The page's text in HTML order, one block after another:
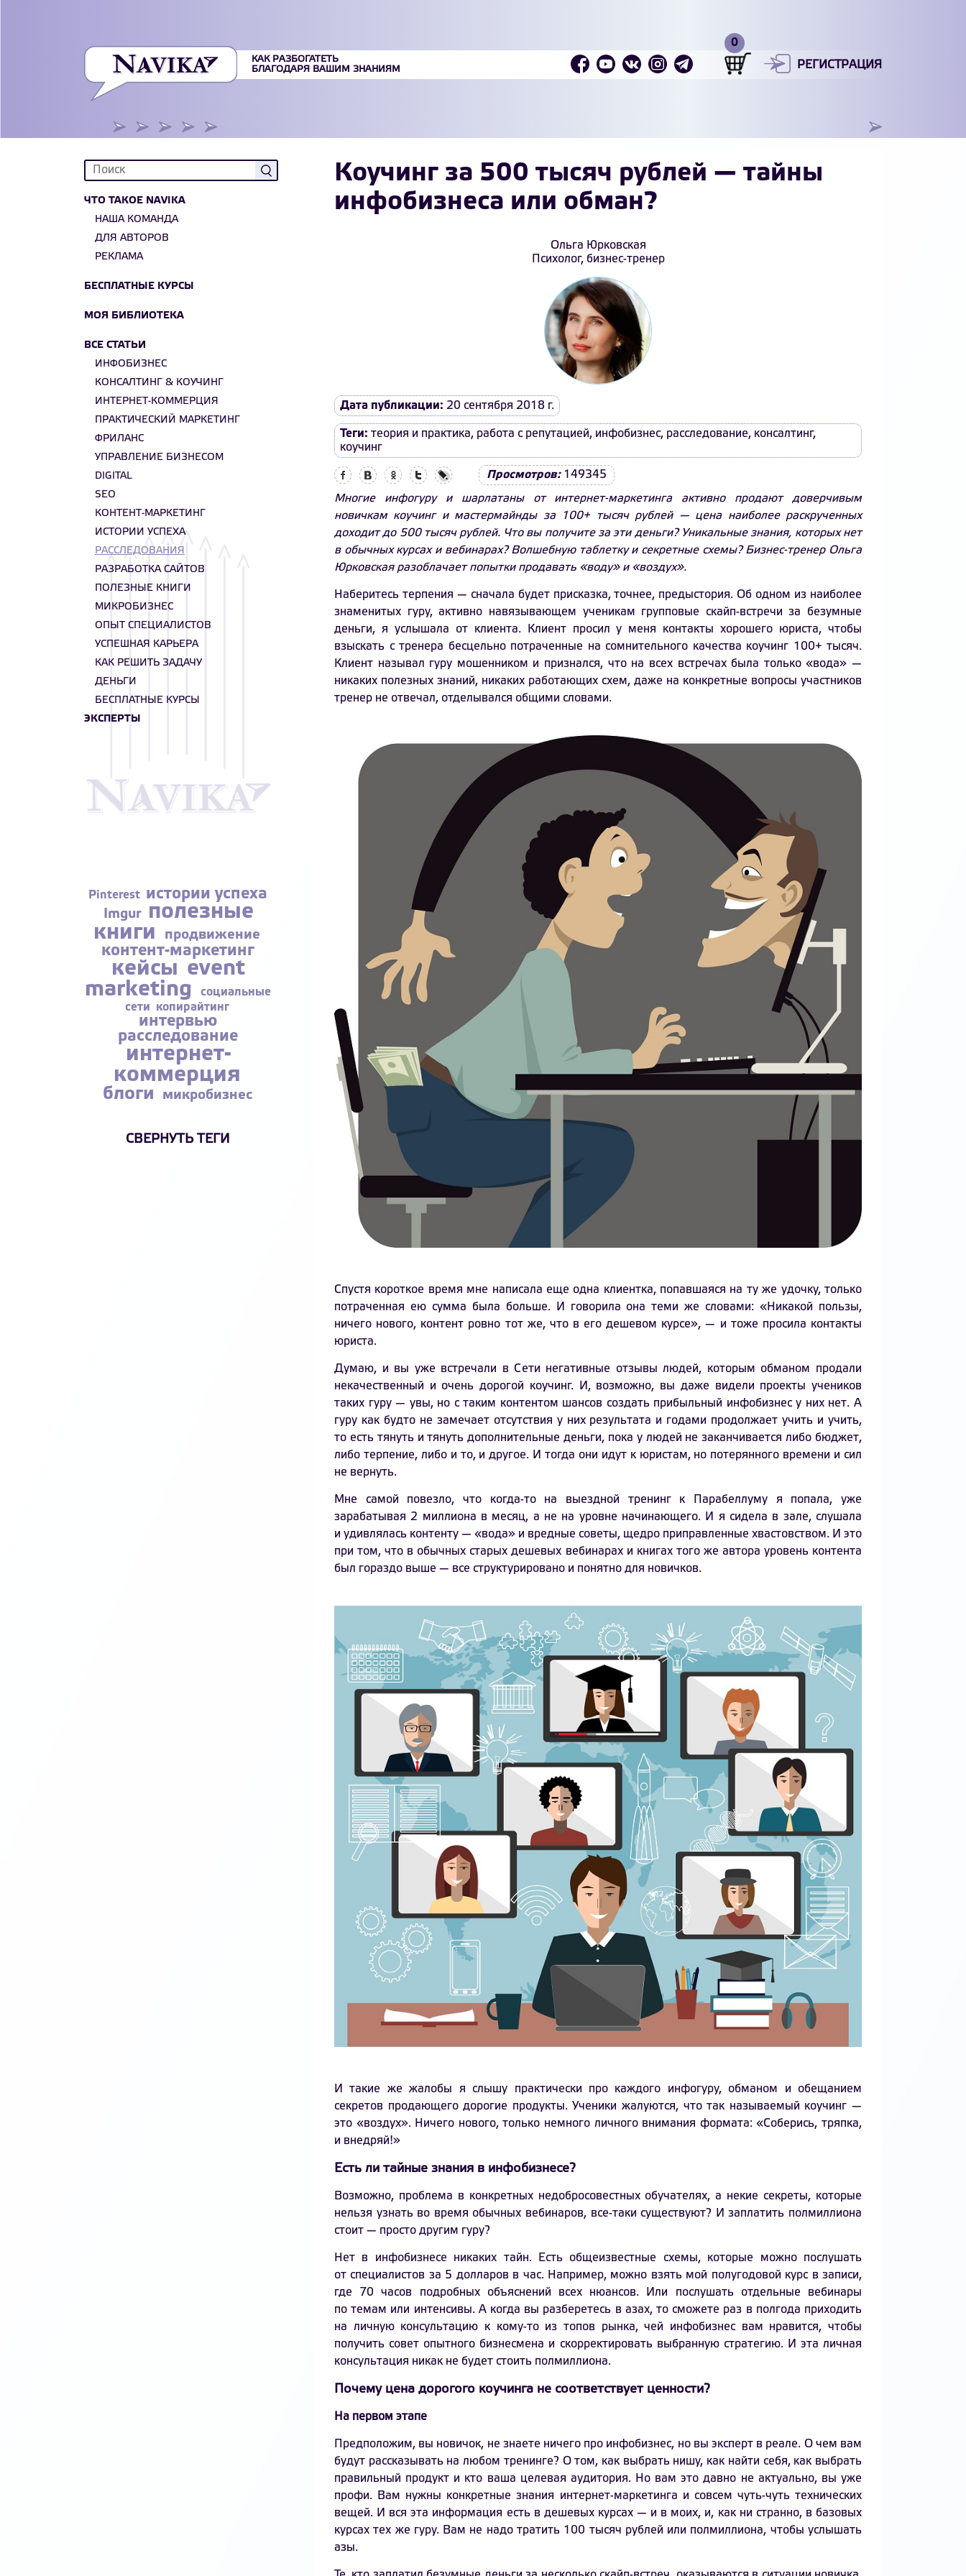
КАК РАЗБОГАТЕТЬ
БЛАГОДАРЯ ВАШИМ ЗНАНИЯМ
РЕГИСТРАЦИЯ
ЧТО ТАКОЕ NAVIKA
НАША КОМАНДА
ДЛЯ АВТОРОВ
РЕКЛАМА
БЕСПЛАТНЫЕ КУРСЫ
МОЯ БИБЛИОТЕКА
ВСЕ СТАТЬИ
ИНФОБИЗНЕС
КОНСАЛТИНГ & КОУЧИНГ
ИНТЕРНЕТ-КОММЕРЦИЯ
ПРАКТИЧЕСКИЙ МАРКЕТИНГ
ФРИЛАНС
УПРАВЛЕНИЕ БИЗНЕСОМ
DIGITAL
SEO
КОНТЕНТ-МАРКЕТИНГ
ИСТОРИИ УСПЕХА
РАССЛЕДОВАНИЯ
РАЗРАБОТКА САЙТОВ
ПОЛЕЗНЫЕ КНИГИ
МИКРОБИЗНЕС
ОПЫТ СПЕЦИАЛИСТОВ
УСПЕШНАЯ КАРЬЕРА
КАК РЕШИТЬ ЗАДАЧУ
ДЕНЬГИ
БЕСПЛАТНЫЕ КУРСЫ
ЭКСПЕРТЫ
Pinterest истории успеха
Imgur
полезные
книги
продвижение
контент-маркетинг
кейсы event
marketing
социальные
сети
копирайтинг
интервью
расследование
интернет-
коммерция
блоги микробизнес
СВЕРНУТЬ ТЕГИ
Коучинг за 500 тысяч рублей — тайны
инфобизнеса или обман?
Ольга Юрковская
Психолог, бизнес-тренер
Дата публикации: 20 сентября 2018 г.
Теги: теория и практика, работа с репутацией, инфобизнес, расследование, консалтинг,
коучинг
Просмотров:149345
Многие инфогуру и шарлатаны от интернет-маркетинга активно продают доверчивым
новичкам коучинг и мастермайнды за 100+ тысяч рублей — цена наиболее раскрученных
доходит до 500 тысяч рублей. Что вы получите за эти деньги? Уникальные знания, которых нет
в обычных курсах и вебинарах? Волшебную таблетку и секретные схемы? Бизнес-тренер Ольга
Юрковская разоблачает попытки продавать «воду» и «воздух».
Наберитесь терпения — сначала будет присказка, точнее, предыстория. Об одном из наиболее
знаменитых гуру, активно навязывающем ученикам групповые скайп-встречи за безумные
деньги, я услышала от клиента. Клиент просил у меня контакты хорошего юриста, чтобы
взыскать с тренера бесцельно потраченные на сомнительного качества коучинг 100+ тысяч.
Клиент называл гуру мошенником и признался, что на всех встречах была только «вода» —
никаких полезных знаний, никаких работающих схем, даже на конкретные вопросы участников
тренер не отвечал, отделывался общими словами.
Спустя короткое время мне написала еще одна клиентка, попавшаяся на ту же удочку, только
потраченная ею сумма была больше. И говорила она теми же словами: «Никакой пользы,
ничего нового, контент ровно тот же, что в его дешевом курсе», — и тоже просила контакты
юриста.
Думаю, и вы уже встречали в Сети негативные отзывы людей, которым обманом продали
некачественный и очень дорогой коучинг. И, возможно, вы даже видели проекты учеников
таких гуру — увы, но с таким контентом шансов создать прибыльный инфобизнес у них нет. А
гуру как будто не замечает отсутствия у них результата и годами продолжает учить и учить,
то есть тянуть и тянуть дополнительные деньги, пока у людей не заканчивается либо бюджет,
либо терпение, либо и то, и другое. И тогда они идут к юристам, но потерянного времени и сил
не вернуть.
Мне самой повезло, что когда-то на выездной тренинг к Парабеллуму я попала, уже
зарабатывая 2 миллиона в месяц, а не на уровне начинающего. И я сидела в зале, слушала
и удивлялась контенту — «вода» и вредные советы, щедро приправленные хвастовством. И это
при том, что в обычных старых дешевых вебинарах и книгах того же автора уровень контента
был гораздо выше — все структурировано и понятно для новичков.
И такие же жалобы я слышу практически про каждого инфогуру, обманом и обещанием
секретов продающего дорогие продукты. Ученики жалуются, что так называемый коучинг —
это «воздух». Ничего нового, только немного личного внимания формата: «Соберись, тряпка,
и внедряй!»
Есть ли тайные знания в инфобизнесе?
Возможно, проблема в конкретных недобросовестных обучателях, а некие секреты, которые
нельзя узнать во время обычных вебинаров, все-таки существуют? И заплатить полмиллиона
стоит — просто другим гуру?
Нет в инфобизнесе никаких тайн. Есть общеизвестные схемы, которые можно послушать
от специалистов за 5 долларов в час. Например, можно взять мой полугодовой курс в записи,
где 70 часов подробных объяснений всех нюансов. Или послушать отдельные вебинары
по темам или интенсивы. А когда вы разберетесь в азах, то сможете раз в полгода приходить
на личную консультацию к кому-то из топов рынка, чей инфобизнес вам нравится, чтобы
получить совет опытного бизнесмена и скорректировать выбранную стратегию. И эта личная
консультация никак не будет стоить полмиллиона.
Почему цена дорогого коучинга не соответствует ценности?
На первом этапе
Предположим, вы новичок, не знаете ничего про инфобизнес, но вы эксперт в реале. О чем вам
будут рассказывать на любом тренинге? О том, как выбрать нишу, как найти себя, как выбрать
правильный продукт и кто ваша целевая аудитория. Но вам это давно не актуально, вы уже
профи. Вам нужны конкретные знания интернет-маркетинга и совсем чуть-чуть технических
вещей. И вся эта информация есть в дешевых курсах — и в моих, и, как ни странно, в базовых
курсах тех же гуру. Вам не надо тратить 100 тысяч рублей или полмиллиона, чтобы услышать
азы.